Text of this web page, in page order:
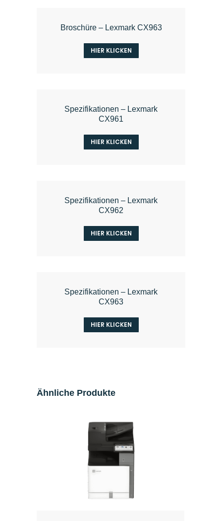
Broschüre – Lexmark CX963
HIER KLICKEN
Spezifikationen – Lexmark
CX961
HIER KLICKEN
Spezifikationen – Lexmark
CX962
HIER KLICKEN
Spezifikationen – Lexmark
CX963
HIER KLICKEN
Ähnliche Produkte